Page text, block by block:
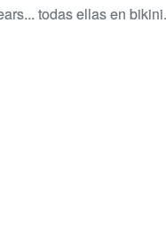
todas ellas en